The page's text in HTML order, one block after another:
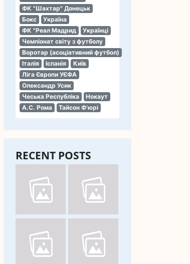
ФК "Шахтар" Донецьк
Бокс
Україна
ФК "Реал Мадрид
Українці
Чемпіонат світу з футболу
Воротар (асоціативний футбол)
Італія
Іспанія
Київ
Ліга Європи УЄФА
Олександр Усик
Чеська Республіка
Нокаут
А.С. Рома
Тайсон Ф'юрі
RECENT POSTS